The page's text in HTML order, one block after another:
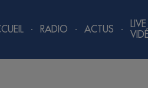
RADIO ACTUS
LIVE